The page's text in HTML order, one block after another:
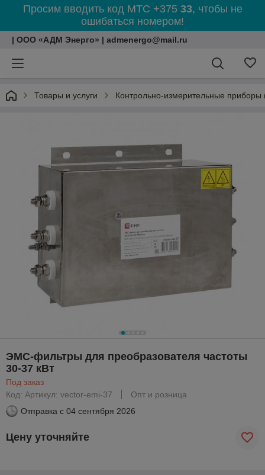
Просим вводить код МТС +375 33, чтобы не
ошибаться номером!
| ООО «АДМ Энерго» | admenergo@mail.ru
Товары и услуги Контрольно-измерительные
ЭМС-фильтры для преобразователя частоты
30-37 кВт
Под заказ
Код: Артикул: vector-emi-37
Опт и розница
Отправка с 04 сентября 2026
Цену уточняйте